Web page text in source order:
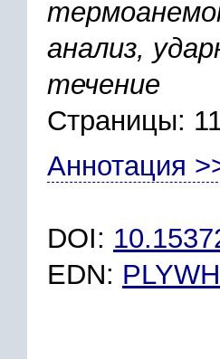
анализ,
течение
Страницы:
Аннотация
DOI:
EDN: